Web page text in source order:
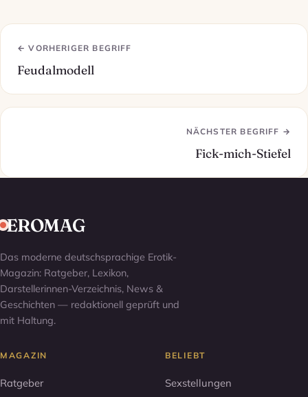
← VORHERIGER BEGRIFF
Feudalmodell
NÄCHSTER BEGRIFF →
Fick-mich-Stiefel
EROMAG
Das moderne deutschsprachige Erotik-
Magazin: Ratgeber, Lexikon,
Darstellerinnen-Verzeichnis, News &
Geschichten — redaktionell geprüft und
mit Haltung.
MAGAZIN
Ratgeber
BELIEBT
Sexstellungen